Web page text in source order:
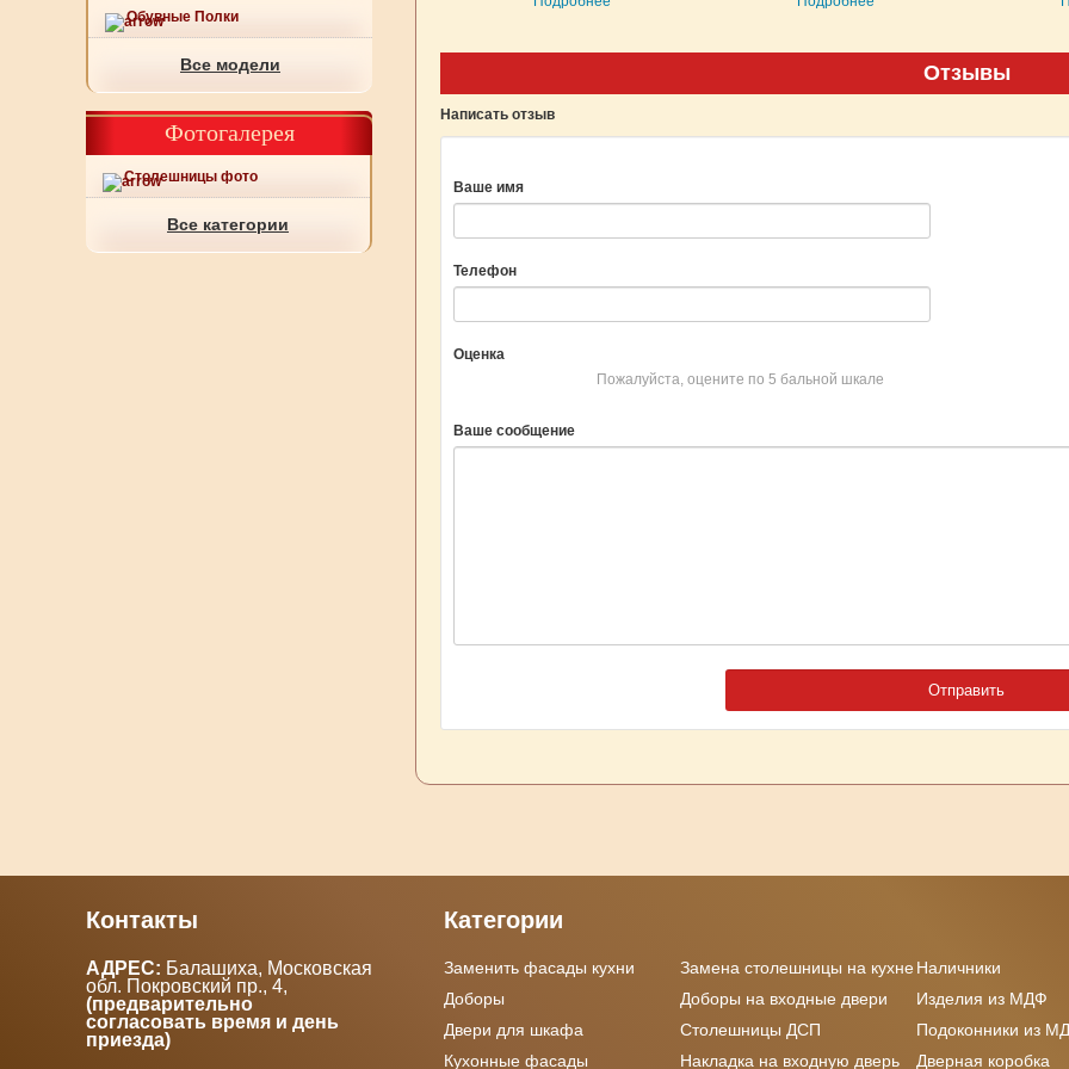
Обувные Полки
Все модели
Фотогалерея
Столешницы фото
Все категории
Отзывы
Написать отзыв
Ваше имя
Телефон
Оценка
Пожалуйста, оцените по 5 бальной шкале
Ваше сообщение
Контакты
АДРЕС: Балашиха, Московская
обл. Покровский пр., 4,
(предварительно
согласовать время и день
приезда)
Категории
Заменить фасады кухни Замена столешницы на кухнеНаличники
Доборы
Доборы на входные двери
Изделия из МДФ
Двери для шкафа
Столешницы ДСП
Подоконники из
Кухонные фасады
Накладка на входную дверь Дверная коробка